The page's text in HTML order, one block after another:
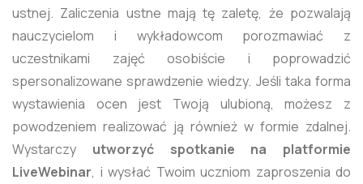
ustnej. Zaliczenia ustne mają tę zaletę, że pozwalają
nauczycielom i wykładowcom porozmawiać z
uczestnikami zajęć osobiście i poprowadzić
spersonalizowane sprawdzenie wiedzy. Jeśli taka forma
wystawienia ocen jest Twoją ulubioną, możesz z
powodzeniem realizować ją również w formie zdalnej.
Wystarczy utworzyć spotkanie na platformie
LiveWebinar, i wysłać Twoim uczniom zaproszenia do